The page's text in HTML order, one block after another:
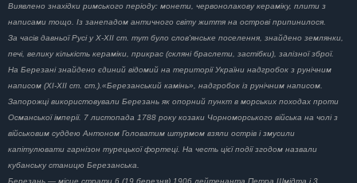
Виявлено знахідки римського періоду: монети, червонолакову кераміку, плити з
написами тощо. Із занепадом античного світу життя на острові припинилося.
За часів давньої Русі у Х-ХІІ ст. тут було слов'янське поселення, знайдено землянки,
печі, велику кількість кераміки, прикрас (скляні браслети, застібки), залізної зброї.
На Березані знайдено єдиний відомий на території України надгробок з рунічним
написом (XI-XII ст. ст.).«Березанський камінь», надгробок із рунічним написом.
Запорожці використовували Березань як опорний пункт в морських походах проти
Османської імперії. 7 листопада 1788 року козаки Чорноморського війська на чолі з
військовим суддею Антоном Головатим штурмом взяли острів і змусили
капітулювати гарнізон турецької фортеці. На честь цієї події згодом назвали
кубанську станицю Березанська.
Березань — місце страти 6 (19 березня) 1906 лейтенанта Петра Шмідта і 3